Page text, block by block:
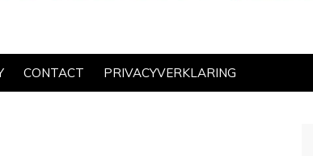
CONTACT PRIVACYVERKLARING